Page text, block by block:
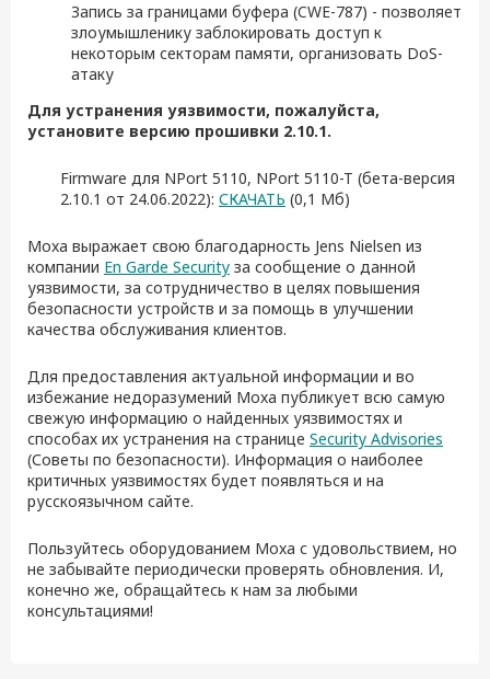
Запись за границами буфера (CWE-787) - позволяет
злоумышленику заблокировать доступ к
некоторым секторам памяти, организовать DoS-
атаку
Для устранения уязвимости, пожалуйста,
установите версию прошивки 2.10.1.
Firmware для NPort 5110, NPort 5110-T (бета-версия
2.10.1 от 24.06.2022): СКАЧАТЬ (0,1 Мб)
Moxa выражает свою благодарность Jens Nielsen из
компании En Garde Security за сообщение о данной
уязвимости, за сотрудничество в целях повышения
безопасности устройств и за помощь в улучшении
качества обслуживания клиентов.
Для предоставления актуальной информации и во
избежание недоразумений Moxa публикует всю самую
свежую информацию о найденных уязвимостях и
способах их устранения на странице Security Advisories
(Советы по безопасности). Информация о наиболее
критичных уязвимостях будет появляться и на
русскоязычном сайте.
Пользуйтесь оборудованием Moxa с удовольствием, но
не забывайте периодически проверять обновления. И,
конечно же, обращайтесь к нам за любыми
консультациями!